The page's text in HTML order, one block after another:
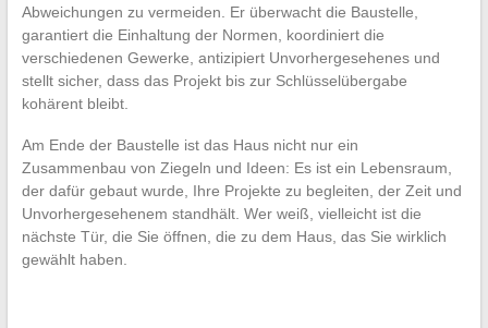
Abweichungen zu vermeiden. Er überwacht die Baustelle,
garantiert die Einhaltung der Normen, koordiniert die
verschiedenen Gewerke, antizipiert Unvorhergesehenes und
stellt sicher, dass das Projekt bis zur Schlüsselübergabe
kohärent bleibt.
Am Ende der Baustelle ist das Haus nicht nur ein
Zusammenbau von Ziegeln und Ideen: Es ist ein Lebensraum,
der dafür gebaut wurde, Ihre Projekte zu begleiten, der Zeit und
Unvorhergesehenem standhält. Wer weiß, vielleicht ist die
nächste Tür, die Sie öffnen, die zu dem Haus, das Sie wirklich
gewählt haben.